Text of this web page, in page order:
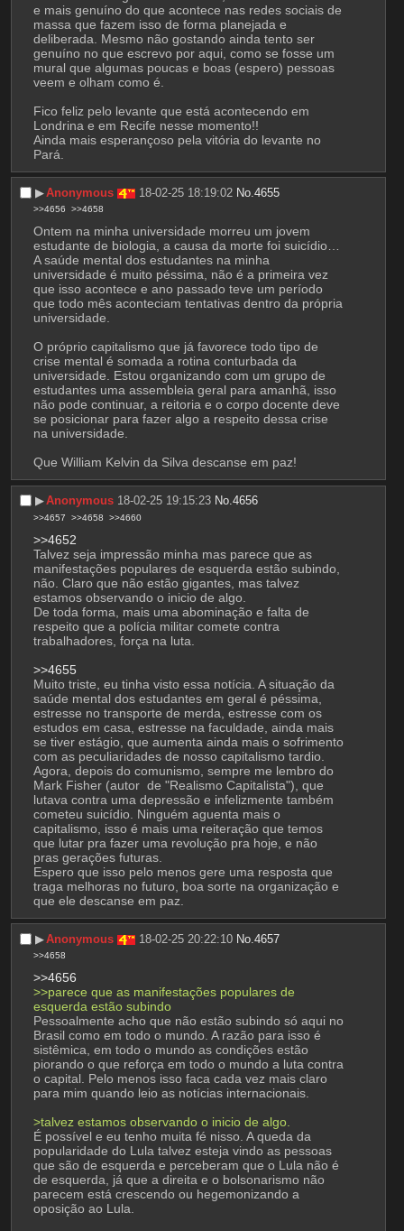
e mais genuíno do que acontece nas redes sociais de
massa que fazem isso de forma planejada e
deliberada. Mesmo não gostando ainda tento ser
genuíno no que escrevo por aqui, como se fosse um
mural que algumas poucas e boas (espero) pessoas
veem e olham como é.
Fico feliz pelo levante que está acontecendo em
Londrina e em Recife nesse momento!!
Ainda mais esperançoso pela vitória do levante no
Pará.
▶︎Anonymous 18-02-25 18:19:02 No.4655
>>4656 >>4658
Ontem na minha universidade morreu um jovem
estudante de biologia, a causa da morte foi suicídio…
A saúde mental dos estudantes na minha
universidade é muito péssima, não é a primeira vez
que isso acontece e ano passado teve um período
que todo mês aconteciam tentativas dentro da própria
universidade.
O próprio capitalismo que já favorece todo tipo de
crise mental é somada a rotina conturbada da
universidade. Estou organizando com um grupo de
estudantes uma assembleia geral para amanhã, isso
não pode continuar, a reitoria e o corpo docente deve
se posicionar para fazer algo a respeito dessa crise
na universidade.
Que William Kelvin da Silva descanse em paz!
▶︎Anonymous 18-02-25 19:15:23 No.4656
>>4657 >>4658 >>4660
>>4652
Talvez seja impressão minha mas parece que as
manifestações populares de esquerda estão subindo,
não. Claro que não estão gigantes, mas talvez
estamos observando o inicio de algo.
De toda forma, mais uma abominação e falta de
respeito que a polícia militar comete contra
trabalhadores, força na luta.
>>4655
Muito triste, eu tinha visto essa notícia. A situação da
saúde mental dos estudantes em geral é péssima,
estresse no transporte de merda, estresse com os
estudos em casa, estresse na faculdade, ainda mais
se tiver estágio, que aumenta ainda mais o sofrimento
com as peculiaridades de nosso capitalismo tardio.
Agora, depois do comunismo, sempre me lembro do
Mark Fisher (autor  de "Realismo Capitalista"), que
lutava contra uma depressão e infelizmente também
cometeu suicídio. Ninguém aguenta mais o
capitalismo, isso é mais uma reiteração que temos
que lutar pra fazer uma revolução pra hoje, e não
pras gerações futuras.
Espero que isso pelo menos gere uma resposta que
traga melhoras no futuro, boa sorte na organização e
que ele descanse em paz.
▶︎Anonymous 18-02-25 20:22:10 No.4657
>>4658
>>4656
>>parece que as manifestações populares de
esquerda estão subindo
Pessoalmente acho que não estão subindo só aqui no
Brasil como em todo o mundo. A razão para isso é
sistêmica, em todo o mundo as condições estão
piorando o que reforça em todo o mundo a luta contra
o capital. Pelo menos isso faca cada vez mais claro
para mim quando leio as notícias internacionais.
>talvez estamos observando o inicio de algo.
É possível e eu tenho muita fé nisso. A queda da
popularidade do Lula talvez esteja vindo as pessoas
que são de esquerda e perceberam que o Lula não é
de esquerda, já que a direita e o bolsonarismo não
parecem está crescendo ou hegemonizando a
oposição ao Lula.